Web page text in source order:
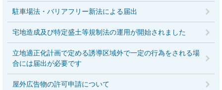
駐車場法・バリアフリー新法による届出
宅地造成及び特定盛土等規制法の運用が開始されました
立地適正化計画で定める誘導区域外で一定の行為をされる場
合には届出が必要です
屋外広告物の許可申請について